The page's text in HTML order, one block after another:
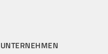
UNTERNEHMEN